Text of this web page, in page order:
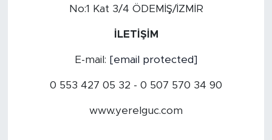
No:1 Kat 3/4 ÖDEMİŞ/İZMİR
İLETİŞİM
E-mail: [email protected]
0 553 427 05 32 - 0 507 570 34 90
www.yerelguc.com